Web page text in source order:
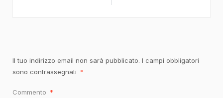
Il tuo indirizzo email non sarà pubblicato. I campi obbligatori
sono contrassegnati *
Commento *